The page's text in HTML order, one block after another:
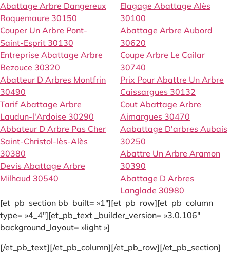
Abattage Arbre Dangereux
Roquemaure 30150
Couper Un Arbre Pont-
Saint-Esprit 30130
Entreprise Abattage Arbre
Bezouce 30320
Abatteur D Arbres Montfrin
30490
Tarif Abattage Arbre
Laudun-l'Ardoise 30290
Abbateur D Arbre Pas Cher
Saint-Christol-lès-Alès
30380
Devis Abattage Arbre
Milhaud 30540
Elagage Abattage Alès
30100
Abattage Arbre Aubord
30620
Coupe Arbre Le Cailar
30740
Prix Pour Abattre Un Arbre
Caissargues 30132
Cout Abattage Arbre
Aimargues 30470
Aabattage D'arbres Aubais
30250
Abattre Un Arbre Aramon
30390
Abattage D Arbres
Langlade 30980
[et_pb_section bb_built= »1″][et_pb_row][et_pb_column
type= »4_4″][et_pb_text _builder_version= »3.0.106″
background_layout= »light »]
[/et_pb_text][/et_pb_column][/et_pb_row][/et_pb_section]